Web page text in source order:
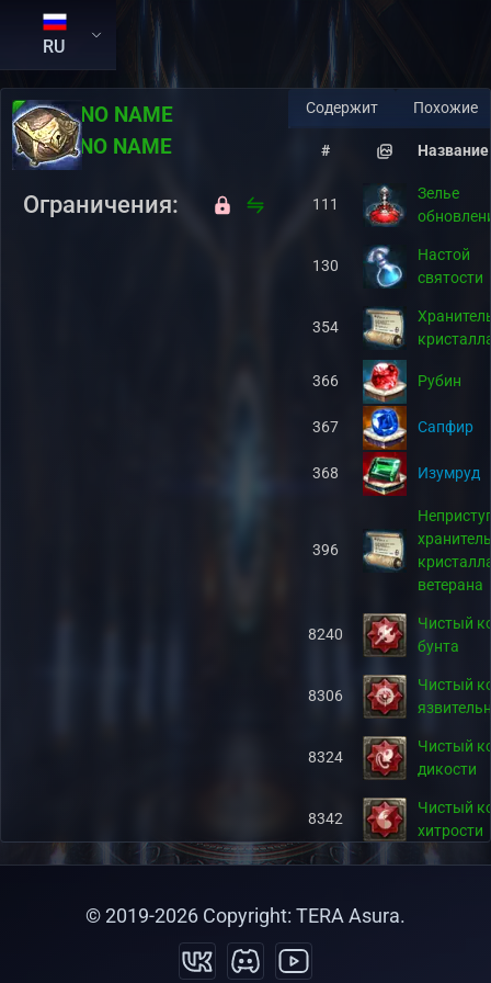
RU
RU:NO NAME
EN:NO NAME
Ограничения:
Содержит Похожие
# Название
111
Зелье
130
Настой
святости
354
366 Рубин
367 Сапфир
368 Изумруд
396
хранитель
ветерана
8240
Чистый
бунта
8306
Чистый
8324
Чистый
дикости
8342
Чистый
хитрости
Чистый
8426
© 2019-2026 Copyright: TERA Asura.